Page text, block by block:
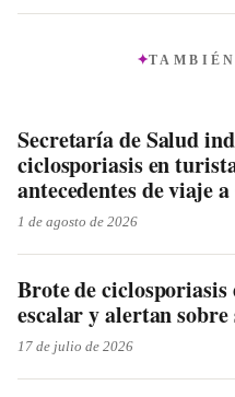
Secretaría de Salud
ciclosporiasis en
antecedentes de viaje
1 de agosto de 2026
Brote de
escalar y alertan
17 de julio de 2026